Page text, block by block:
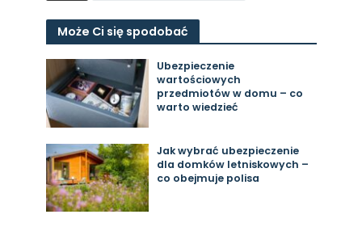
Może Ci się spodobać
Ubezpieczenie
wartościowych
przedmiotów w domu – co
warto wiedzieć
Jak wybrać ubezpieczenie
dla domków letniskowych –
co obejmuje polisa